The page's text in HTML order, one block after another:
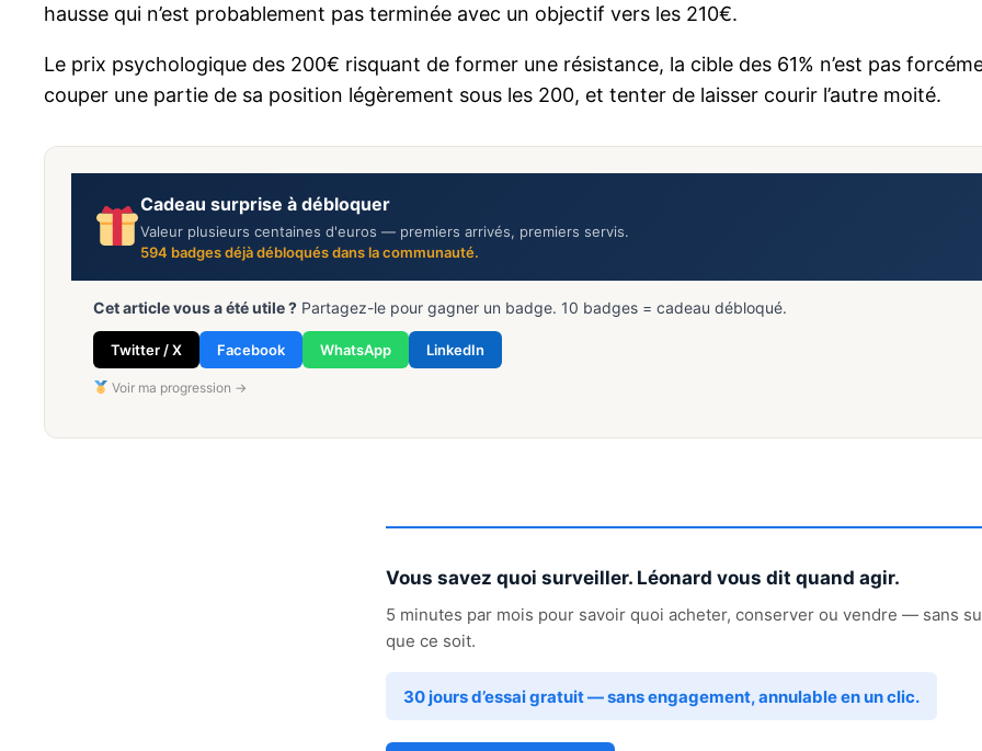
hausse qui n’est probablement pas terminée avec un objectif vers les 210€.
Le prix psychologique des 200€ risquant de former une résistance, la cible des 61% n’est pas
couper une partie de sa position légèrement sous les 200, et tenter de laisser courir l’autre moité.
Cadeau surprise à débloquer
Valeur plusieurs centaines d'euros — premiers arrivés, premiers servis.
594 badges déjà débloqués dans la communauté.
Cet article vous a été utile ? Partagez-le pour gagner un badge. 10 badges = cadeau débloqué.
Twitter / X Facebook WhatsApp LinkedIn
Voir ma progression →
Vous savez quoi surveiller. Léonard vous dit quand agir.
5 minutes par mois pour savoir quoi acheter, conserver ou vendre — sans
que ce soit.
30 jours d’essai gratuit — sans engagement, annulable en un clic.